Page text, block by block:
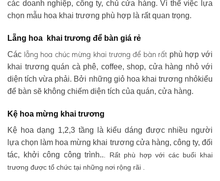
các doanh nghiệp, công ty, chủ cửa hàng. Vì thế việc lựa
chọn mẫu hoa khai trương phù hợp là rất quan trọng.
Lẵng hoa khai trương để bàn giá rẻ
Các lẵng hoa chúc mừng khai trương để bàn rất phù hợp với
khai trương quán cà phê, coffee, shop, cửa hàng nhỏ với
diện tích vừa phải. Bởi những giỏ hoa khai trương nhỏkiểu
để bàn sẽ không chiếm diện tích của quán, cửa hàng.
Kệ hoa mừng khai trương
Kệ hoa dạng 1,2,3 tầng là kiểu dáng được nhiều người
lựa chọn làm hoa mừng khai trương cửa hàng, công ty, đối
tác, khởi công công trình.. . Rất phù hợp với các buổi khai
trương được tổ chức tại những nơi rộng rãi .